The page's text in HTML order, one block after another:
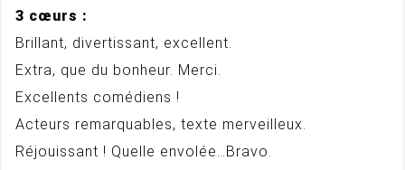
3 cœurs :
Brillant, divertissant, excellent.
Extra, que du bonheur. Merci.
Excellents comédiens !
Acteurs remarquables, texte merveilleux.
Réjouissant ! Quelle envolée…Bravo.